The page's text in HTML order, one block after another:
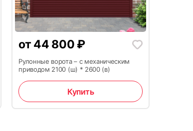
12
от 44 800 ₽
Рулонные ворота – с механическим
приводом 2100 (ш) * 2600 (в)
Купить